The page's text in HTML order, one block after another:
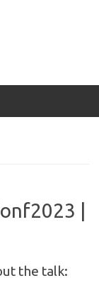
|
the talk: